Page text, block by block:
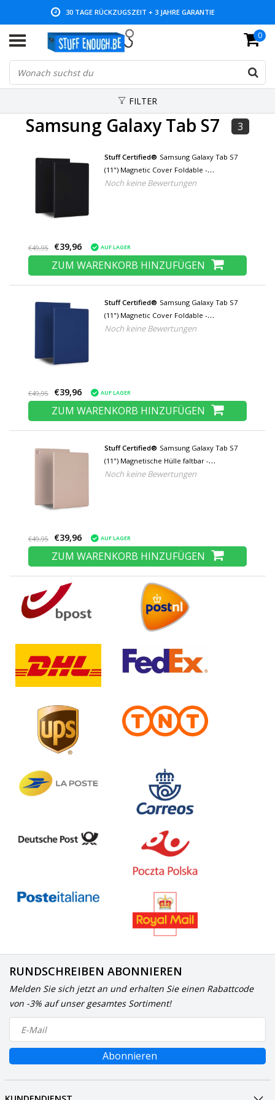
30 TAGE RÜCKZUGSZEIT + 3 JAHRE GARANTIE
NIEDRIGE PREISE UND GROSSE AUSWAHL 0
FILTER
Samsung Galaxy Tab S7 3
Stuff Certified® Samsung Galaxy Tab S7
(11") Magnetic Cover Foldable -
Multifunktionales Cover Case mit
Noch keine Bewertungen
€49,95 €39,96 AUF LAGER
ZUM WARENKORB HINZUFÜGEN
Stuff Certified® Samsung Galaxy Tab S7
(11") Magnetic Cover Foldable -
Multifunktionales Cover Case mit
Noch keine Bewertungen
€49,95 €39,96 AUF LAGER
ZUM WARENKORB HINZUFÜGEN
Stuff Certified® Samsung Galaxy Tab S7
(11") Magnetische Hülle faltbar -
Multifunktions-Hülle mit Kickstand
Noch keine Bewertungen
€49,95 €39,96 AUF LAGER
ZUM WARENKORB HINZUFÜGEN
RUNDSCHREIBEN ABONNIEREN
Melden Sie sich jetzt an und erhalten Sie einen Rabattcode
von -3% auf unser gesamtes Sortiment!
Abonnieren